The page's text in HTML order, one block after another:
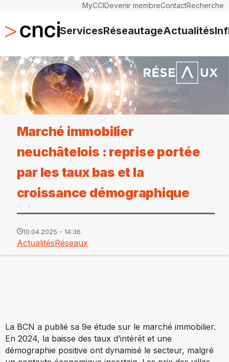
MyCCIDevenir membreContactRecherche
ServicesRéseautageActualités
Marché immobilier
neuchâtelois : reprise portée
par les taux bas et la
croissance démographique
10.04.2025 - 14:36
ActualitésRéseaux
La BCN a publié sa 9e étude sur le marché immobilier.
En 2024, la baisse des taux d’intérêt et une
démographie positive ont dynamisé le secteur, malgré